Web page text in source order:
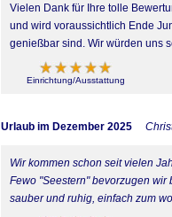
Vielen Dank für Ihre tolle
und wird voraussichtlich Ende
genießbar sind. Wir würden uns
Einrichtung/Ausstattung
Urlaub im Dezember 2025
Wir kommen schon seit vielen
Fewo "Seestern" bevorzugen
sauber und ruhig, einfach zum